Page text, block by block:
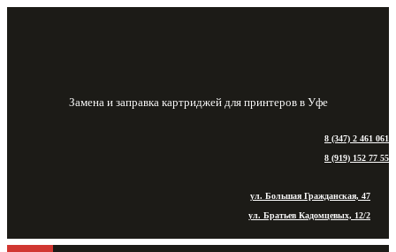
Замена и заправка картриджей для принтеров в Уфе
8 (347) 2 461 061
8 (919) 152 77 55
ул. Большая Гражданская, 47
ул. Братьев Кадомцевых, 12/2